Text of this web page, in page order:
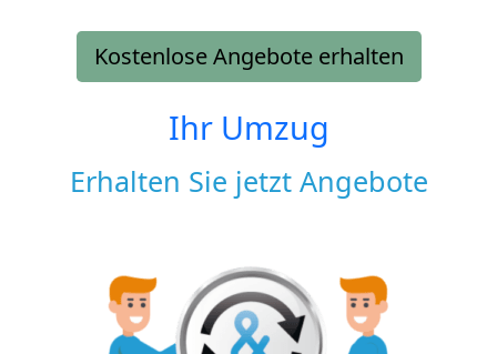
Kostenlose Angebote erhalten
Ihr Umzug
Erhalten Sie jetzt Angebote